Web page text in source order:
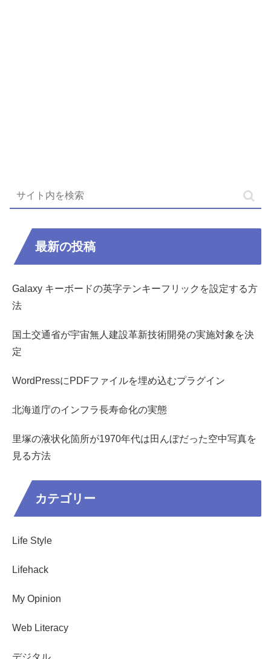
最新の投稿
Galaxy キーボードの英字テンキーフリックを設定する方
法
国土交通省が宇宙無人建設革新技術開発の実施対象を決
定
WordPressにPDFファイルを埋め込むプラグイン
北海道庁のインフラ長寿命化の実態
里塚の液状化箇所が1970年代は田んぼだった空中写真を
見る方法
カテゴリー
Life Style
Lifehack
My Opinion
Web Literacy